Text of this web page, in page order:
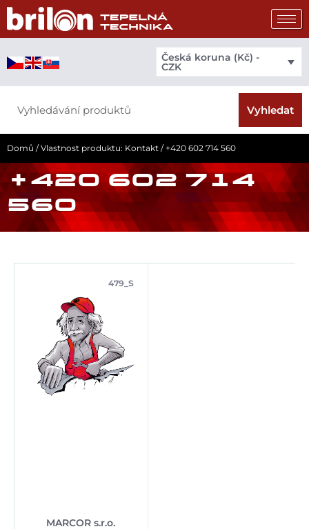
Přeskočit
obsah
Česká koruna (Kč) -
CZK
Vyhledat
Domů / Vlastnost produktu: Kontakt / +420 602 714 560
+420 602 714
560
MARCOR s.r.o.
479_S